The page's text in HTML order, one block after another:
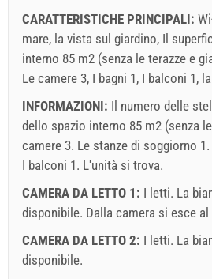
CARATTERISTICHE PRINCIPALI:
mare, la vista sul giardino, Il
interno 85 m2 (senza le terazze e
Le camere 3, I bagni 1, I balconi 1,
INFORMAZIONI: Il numero delle
dello spazio interno 85 m2 (senza
camere 3. Le stanze di soggiorno
I balconi 1. L'unità si trova.
CAMERA DA LETTO 1: I letti. La
disponibile. Dalla camera si esce al
CAMERA DA LETTO 2: I letti. La
disponibile.